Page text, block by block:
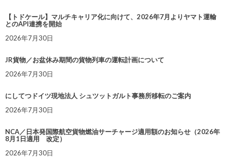
【トドケール】マルチキャリア化に向けて、2026年7月よりヤマト運輸
とのAPI連携を開始
2026年7月30日
JR貨物／お盆休み期間の貨物列車の運転計画について
2026年7月30日
にしてつドイツ現地法人 シュツットガルト事務所移転のご案内
2026年7月30日
NCA／日本発国際航空貨物燃油サーチャージ適用額のお知らせ（2026年
8月1日適用 改定）
2026年7月30日